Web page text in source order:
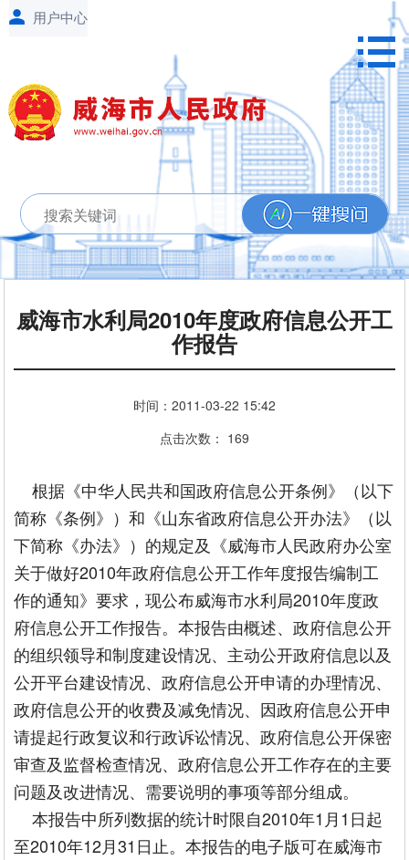
威海市水利局2010年度政府信息公开工
作报告
时间： 2011-03-22 15:42
点击次数： 169
根据《中华人民共和国政府信息公开条例》（以下
简称《条例》）和《山东省政府信息公开办法》（以
下简称《办法》）的规定及《威海市人民政府办公室
关于做好2010年政府信息公开工作年度报告编制工
作的通知》要求，现公布威海市水利局2010年度政
府信息公开工作报告。本报告由概述、政府信息公开
的组织领导和制度建设情况、主动公开政府信息以及
公开平台建设情况、政府信息公开申请的办理情况、
政府信息公开的收费及减免情况、因政府信息公开申
请提起行政复议和行政诉讼情况、政府信息公开保密
审查及监督检查情况、政府信息公开工作存在的主要
问题及改进情况、需要说明的事项等部分组成。
本报告中所列数据的统计时限自2010年1月1日起
至2010年12月31日止。本报告的电子版可在威海市